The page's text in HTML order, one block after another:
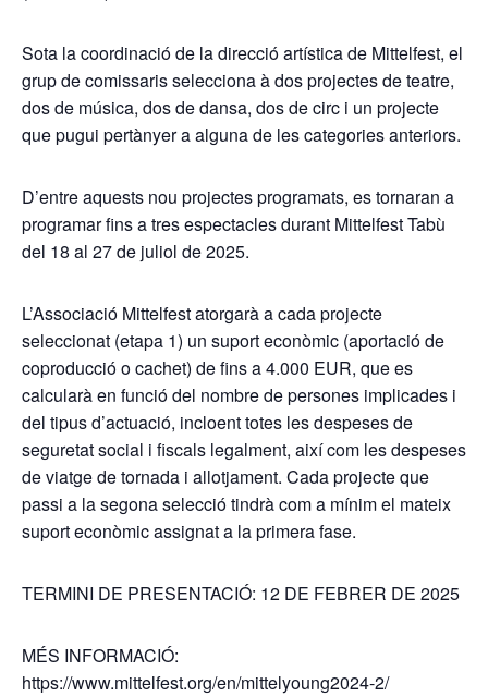
Sota la coordinació de la direcció artística de Mittelfest, el
grup de comissaris selecciona à dos projectes de teatre,
dos de música, dos de dansa, dos de circ i un projecte
que pugui pertànyer a alguna de les categories anteriors.
D’entre aquests nou projectes programats, es tornaran a
programar fins a tres espectacles durant Mittelfest Tabù
del 18 al 27 de juliol de 2025.
L’Associació Mittelfest atorgarà a cada projecte
seleccionat (etapa 1) un suport econòmic (aportació de
coproducció o cachet) de fins a 4.000 EUR, que es
calcularà en funció del nombre de persones implicades i
del tipus d’actuació, incloent totes les despeses de
seguretat social i fiscals legalment, així com les despeses
de viatge de tornada i allotjament. Cada projecte que
passi a la segona selecció tindrà com a mínim el mateix
suport econòmic assignat a la primera fase.
TERMINI DE PRESENTACIÓ: 12 DE FEBRER DE 2025
MÉS INFORMACIÓ:
https://www.mittelfest.org/en/mittelyoung2024-2/